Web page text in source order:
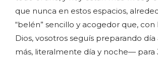
que nunca en estos espacios,
“belén” sencillo y acogedor que, con
Dios, vosotros seguís preparando
más, literalmente día y noche— para